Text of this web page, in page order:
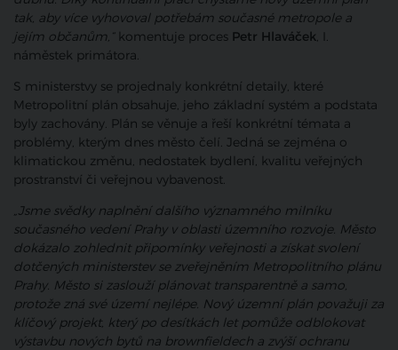
tak, aby více vyhovoval potřebám současné metropole a
jejím občanům,“ komentuje proces Petr Hlaváček, I.
náměstek primátora.
S ministerstvy se projednaly konkrétní detaily, které
Metropolitní plán obsahuje, jeho základní systém a podstata
byly zachovány. Plán se věnuje a řeší konkrétní témata a
problémy, kterým dnes město čelí. Jedná se zejména o
klimatickou změnu, nedostatek bydlení, kvalitu veřejných
prostranství či veřejnou vybavenost.
„Jsme svědky naplnění dalšího významného milníku
současného vedení Prahy v oblasti územního rozvoje. Město
dokázalo zohlednit připomínky veřejnosti a získat svolení
dotčených ministerstev se zveřejněním Metropolitního plánu
Prahy. Město si zaslouží plánovat transparentně a samo,
protože zná své území nejlépe. Nový územní plán považuji za
klíčový projekt, který po desítkách let pomůže odblokovat
výstavbu nových bytů na brownfieldech a zvýší ochranu